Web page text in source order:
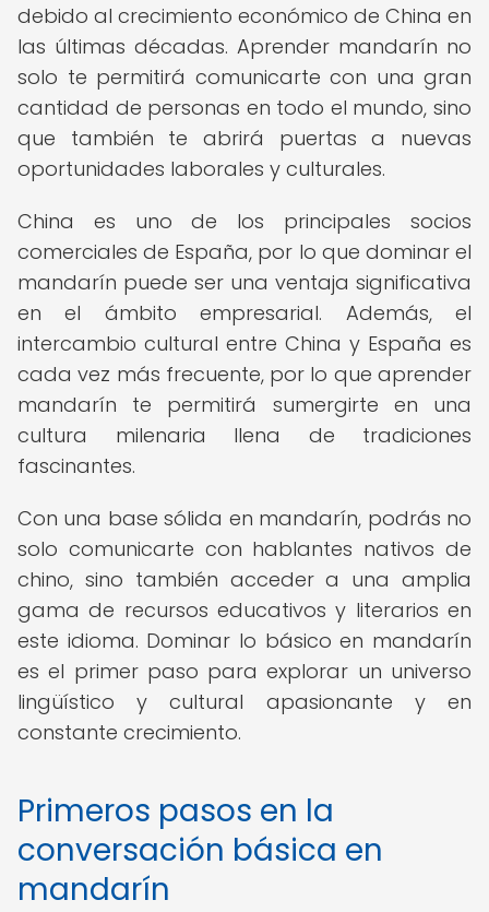
debido al crecimiento económico de China en
las últimas décadas. Aprender mandarín no
solo te permitirá comunicarte con una gran
cantidad de personas en todo el mundo, sino
que también te abrirá puertas a nuevas
oportunidades laborales y culturales.
China es uno de los principales socios
comerciales de España, por lo que dominar el
mandarín puede ser una ventaja significativa
en el ámbito empresarial. Además, el
intercambio cultural entre China y España es
cada vez más frecuente, por lo que aprender
mandarín te permitirá sumergirte en una
cultura milenaria llena de tradiciones
fascinantes.
Con una base sólida en mandarín, podrás no
solo comunicarte con hablantes nativos de
chino, sino también acceder a una amplia
gama de recursos educativos y literarios en
este idioma. Dominar lo básico en mandarín
es el primer paso para explorar un universo
lingüístico y cultural apasionante y en
constante crecimiento.
Primeros pasos en la
conversación básica en
mandarín